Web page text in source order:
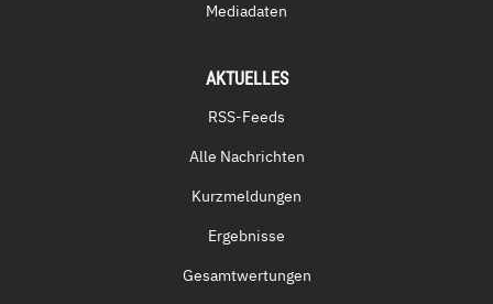
Mediadaten
AKTUELLES
RSS-Feeds
Alle Nachrichten
Kurzmeldungen
Ergebnisse
Gesamtwertungen